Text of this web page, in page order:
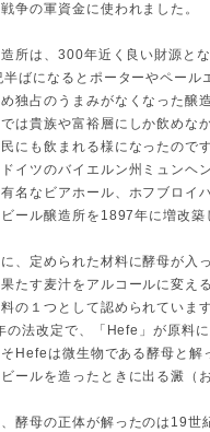
争の軍資金に使われました。
所は、300年近く良い財源と
ばになるとポーターやペール
独占のうまみがなくなった醸
は貴族や富裕層にしか飲めな
にも飲まれる様になったのです
イツのバイエルン州ミュンヘ
名なビアホール、ホフブロイ
ール醸造所を1897年に増改築
、定められた材料に酵母が入
たす麦汁をアルコールに変え
の１つとして認められています
の法改定で、「Hefe」が原料に
Hefeは微生物である酵母と解
ールを造ったときに出る澱（
酵母の正体が解ったのは19世